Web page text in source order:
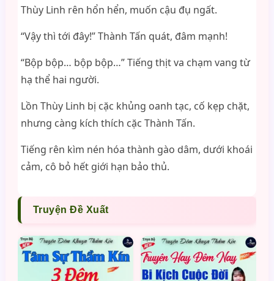
Thùy Linh rên hổn hển, muốn cậu đụ ngất.
“Vậy thì tới đây!” Thành Tấn quát, đâm mạnh!
“Bộp bộp… bộp bộp…” Tiếng thịt va chạm vang từ
hạ thể hai người.
Lồn Thùy Linh bị cặc khủng oanh tạc, cố kẹp chặt,
nhưng càng kích thích cặc Thành Tấn.
Tiếng rên kìm nén hóa thành gào dâm, dưới khoái
cảm, cô bỏ hết giới hạn bảo thủ.
Truyện Đề Xuất